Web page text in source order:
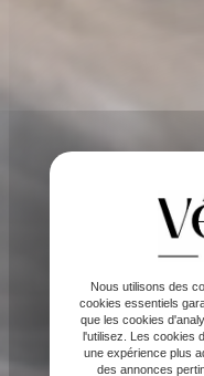
Nous utilisons des
cookies essentiels
que les cookies
l'utilisez. Les cookies
une expérience plus
des annonces